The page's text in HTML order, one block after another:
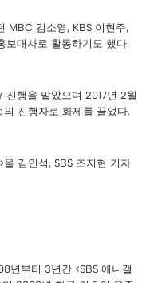
MBC 김소영, KBS 이현주,
보대사로 활동하기도 했다.
행을 맡았으며 2017년 2월
의 진행자로 화제를 끌었다.
김인석, SBS 조지현 기자
년부터 3년간 <SBS 애니갤